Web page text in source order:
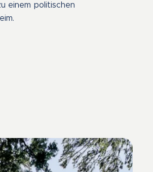
einem politischen